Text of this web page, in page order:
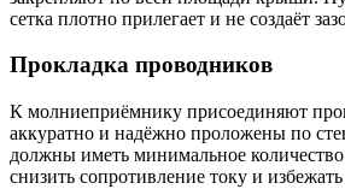
сетка плотно прилегает и не создаёт
Прокладка проводников
К молниеприёмнику присоединяют
аккуратно и надёжно проложены по
должны иметь минимальное
снизить сопротивление току и